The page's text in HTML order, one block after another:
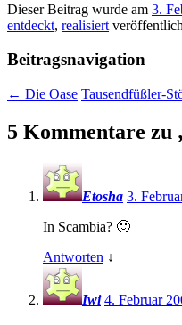
Dieser Beitrag wurde am 3.
entdeckt, realisiert
Beitragsnavigation
← Die Oase Tausendfüßler-
5 Kommentare zu
Etosha 3.
In Scambia? 🙂
Antworten ↓
Iwi 4. Februar